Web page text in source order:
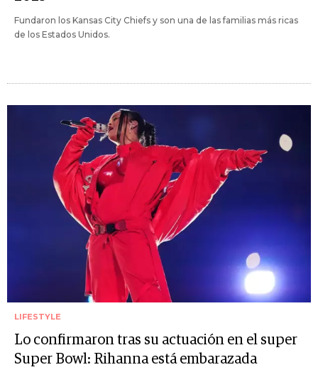
Fundaron los Kansas City Chiefs y son una de las familias más ricas
de los Estados Unidos.
LIFESTYLE
Lo confirmaron tras su actuación en el super
Super Bowl: Rihanna está embarazada